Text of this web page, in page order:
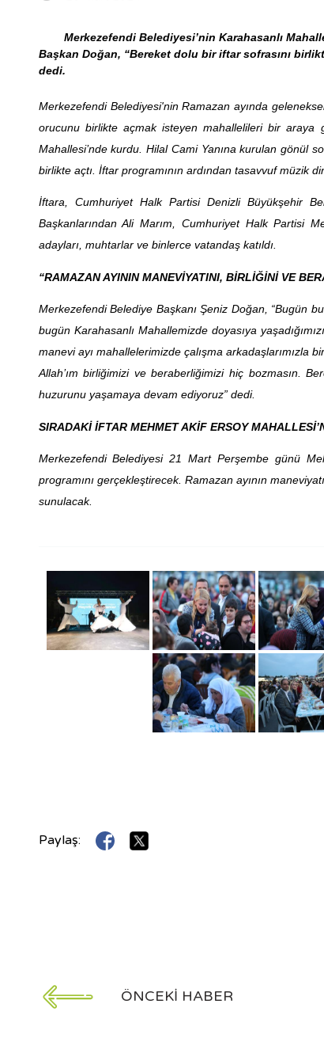
Merkezefendi Belediyesi’nin Karahasanlı
Başkan Doğan, “Bereket dolu bir iftar sofrasını
dedi.
Merkezefendi Belediyesi'nin Ramazan ayında
orucunu birlikte açmak isteyen mahallelileri bir araya
Mahallesi’nde kurdu. Hilal Cami Yanına kurulan gönül
birlikte açtı. İftar programının ardından tasavvuf müzik
İftara, Cumhuriyet Halk Partisi Denizli Büyükşehir
Başkanlarından Ali Marım, Cumhuriyet Halk Partisi
adayları, muhtarlar ve binlerce vatandaş katıldı.
“RAMAZAN AYININ MANEVİYATINI, BİRLİĞİNİ VE
Merkezefendi Belediye Başkanı Şeniz Doğan, “Bugün
bugün Karahasanlı Mahallemizde doyasıya
manevi ayı mahallelerimizde çalışma arkadaşlarımızla
Allah’ım birliğimizi ve beraberliğimizi hiç bozmasın.
huzurunu yaşamaya devam ediyoruz” dedi.
SIRADAKİ İFTAR MEHMET AKİF ERSOY
Merkezefendi Belediyesi 21 Mart Perşembe günü
programını gerçekleştirecek. Ramazan ayının
sunulacak.
Paylaş:
ÖNCEKI HABER